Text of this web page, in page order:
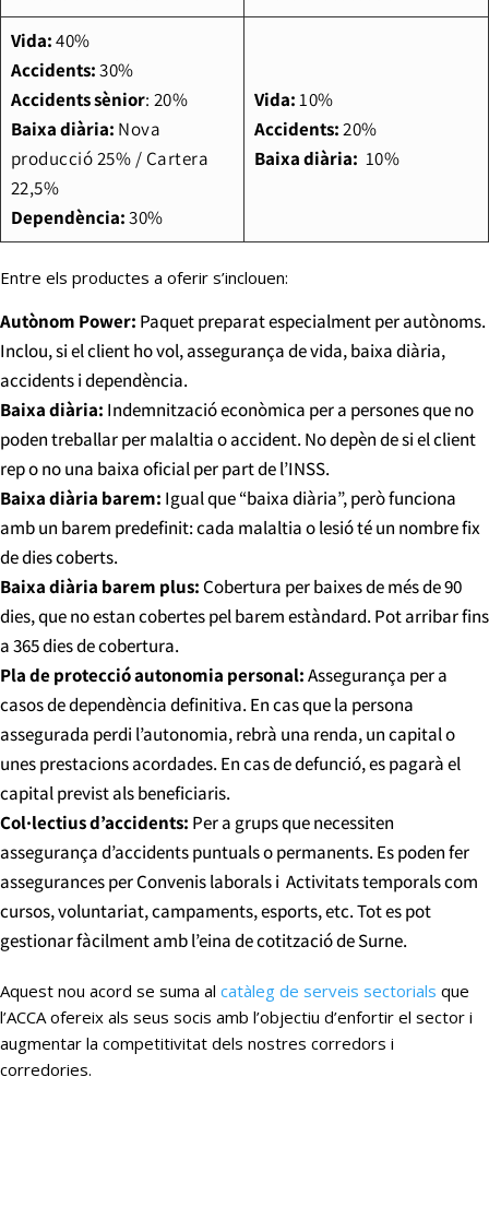
Vida:40%
Accidents:30%
Accidents sènior: 20%
Baixa diària: Nova
producció 25% / Cartera
22,5%
Dependència:30%
Vida:10%
Accidents:20%
Baixa diària: 10%
Entre els productes a oferir s’inclouen:
Autònom Power: Paquet preparat especialment per autònoms.
Inclou, si el client ho vol, assegurança de vida, baixa diària,
accidents i dependència.
Baixa diària: Indemnització econòmica per a persones que no
poden treballar per malaltia o accident. No depèn de si el client
rep o no una baixa oficial per part de l’INSS.
Baixa diària barem: Igual que “baixa diària”, però funciona
amb un barem predefinit: cada malaltia o lesió té un nombre fix
de dies coberts.
Baixa diària barem plus:Cobertura per baixes de més de 90
dies, que no estan cobertes pel barem estàndard. Pot arribar fins
a 365 dies de cobertura.
Pla de protecció autonomia personal:Assegurança per a
casos de dependència definitiva. En cas que la persona
assegurada perdi l’autonomia, rebrà una renda, un capital o
unes prestacions acordades. En cas de defunció, es pagarà el
capital previst als beneficiaris.
Col·lectius d’accidents: Per a grups que necessiten
assegurança d’accidents puntuals o permanents. Es poden fer
assegurances per Convenis laborals i Activitats temporals com
cursos, voluntariat, campaments, esports, etc. Tot es pot
gestionar fàcilment amb l’eina de cotització de Surne.
Aquest nou acord se suma al catàleg de serveis sectorials que
l’ACCA ofereix als seus socis amb l’objectiu d’enfortir el sector i
augmentar la competitivitat dels nostres corredors i
corredories.